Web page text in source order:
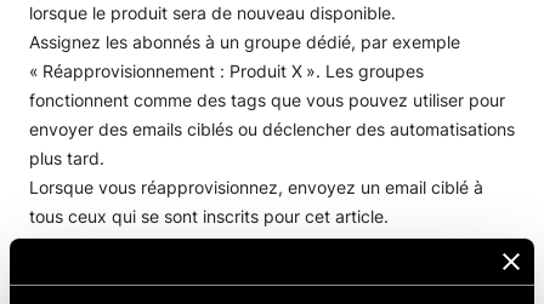
lorsque le produit sera de nouveau disponible.
Assignez les abonnés à un groupe dédié, par exemple
« Réapprovisionnement : Produit X ». Les groupes
fonctionnent comme des tags que vous pouvez utiliser pour
envoyer des emails ciblés ou déclencher des automatisations
plus tard.
Lorsque vous réapprovisionnez, envoyez un email ciblé à
tous ceux qui se sont inscrits pour cet article.